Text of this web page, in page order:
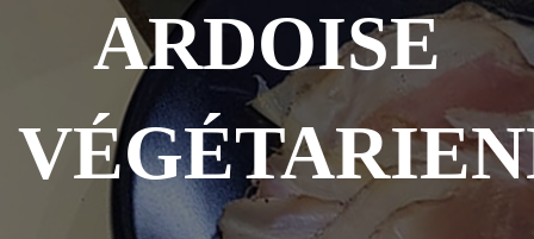
ARDOISE